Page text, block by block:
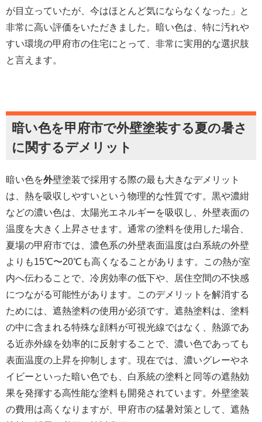
が目立っていたが、今はほとんど気にならなくなった」と
非常に高い評価をいただきました。暗い色は、特に汚れや
すい環境の甲府市の住宅にとって、非常に実用的な選択肢
と言えます。
暗い色を甲府市で外壁塗装する夏の暑さ
に関するデメリット
暗い色を外壁塗装で採用する際の最も大きなデメリット
は、熱を吸収しやすいという物理的な性質です。黒や濃紺
などの濃い色は、太陽光エネルギーを吸収し、外壁表面の
温度を大きく上昇させます。通常の塗料を使用した場合、
夏場の甲府市では、濃色系の外壁表面温度は白系統の外壁
よりも15℃〜20℃も高くなることがあります。この熱が室
内へ伝わることで、冷房効率の低下や、居住空間の不快感
につながる可能性があります。このデメリットを解消する
ためには、遮熱塗料の使用が必須です。遮熱塗料は、塗料
の中に含まれる特殊な顔料が可視光線ではなく、熱源であ
る近赤外線を効率的に反射することで、濃い色であっても
表面温度の上昇を抑制します。現在では、濃いグレーやネ
イビーといった暗い色でも、白系統の塗料と同等の遮熱効
果を発揮する高性能な塗料も開発されています。外壁塗装
の費用は高くなりますが、甲府市の猛暑対策として、遮熱